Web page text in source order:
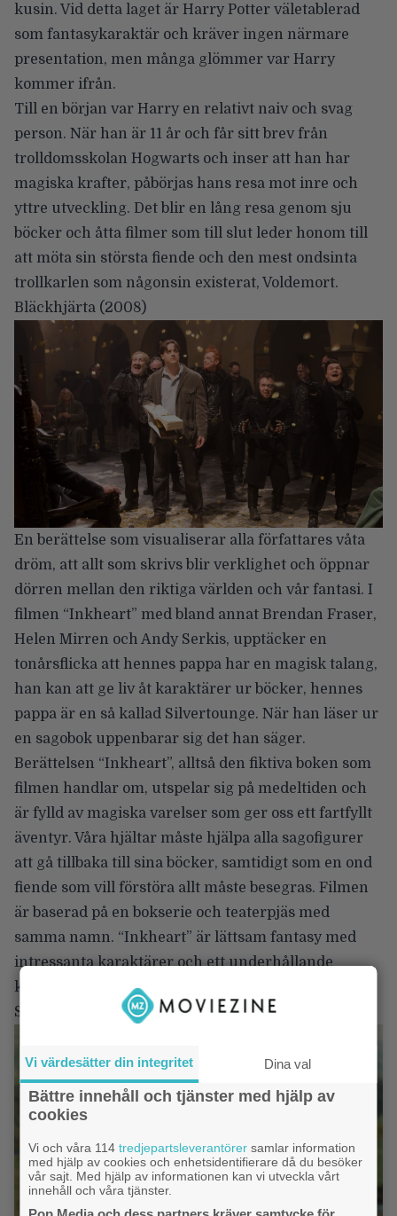
kusin. Vid detta laget är Harry Potter väletablerad
som fantasykaraktär och kräver ingen närmare
presentation, men många glömmer var Harry
kommer ifrån.
Till en början var Harry en relativt naiv och svag
person. När han är 11 år och får sitt brev från
trolldomsskolan Hogwarts och inser att han har
magiska krafter, påbörjas hans resa mot inre och
yttre utveckling. Det blir en lång resa genom sju
böcker och åtta filmer som till slut leder honom till
att möta sin största fiende och den mest ondsinta
trollkarlen som någonsin existerat, Voldemort.
Bläckhjärta (2008)
En berättelse som visualiserar alla författares våta
dröm, att allt som skrivs blir verklighet och öppnar
dörren mellan den riktiga världen och vår fantasi. I
filmen “Inkheart” med bland annat Brendan Fraser,
Helen Mirren och Andy Serkis, upptäcker en
tonårsflicka att hennes pappa har en magisk talang,
han kan att ge liv åt karaktärer ur böcker, hennes
pappa är en så kallad Silvertounge. När han läser ur
en sagobok uppenbarar sig det han säger.
Berättelsen “Inkheart”, alltså den fiktiva boken som
filmen handlar om, utspelar sig på medeltiden och
är fylld av magiska varelser som ger oss ett fartfyllt
äventyr. Våra hjältar måste hjälpa alla sagofigurer
att gå tillbaka till sina böcker, samtidigt som en ond
fiende som vill förstöra allt måste besegras. Filmen
är baserad på en bokserie och teaterpjäs med
samma namn. “Inkheart” är lättsam fantasy med
intressanta karaktärer och ett underhållande
koncept i filmform.
Stardust
(2007)
Vi värdesätter din integritet Dina val
Bättre innehåll och tjänster med hjälp av
cookies
Vi och våra 114tredjepartsleverantörer samlar information
med hjälp av cookies och enhetsidentifierare då du besöker
vår sajt. Med hjälp av informationen kan vi utveckla vårt
innehåll och våra tjänster.